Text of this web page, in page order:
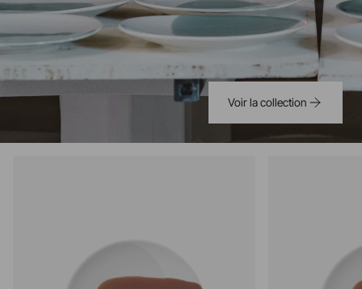
Voir la collection